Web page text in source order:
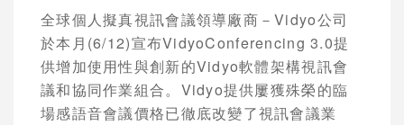
全球個人擬真視訊會議領導廠商－Vidyo公司
於本月 (6/12)宣布VidyoConferencing 3.0提
供增加使用性與創新的Vidyo軟體架構視訊會
議和協同作業組合。 Vidyo提供屢獲殊榮的臨
場感語音會議價格已徹底改變了視訊會議業